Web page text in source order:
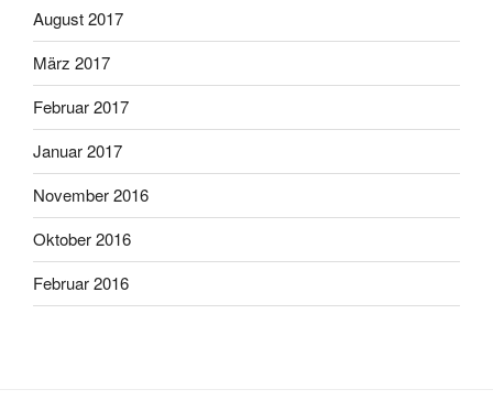
August 2017
März 2017
Februar 2017
Januar 2017
November 2016
Oktober 2016
Februar 2016